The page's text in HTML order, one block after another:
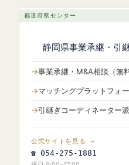
都道府県センター
静岡県事業承継・引
事業承継・M&A相談（無料
マッチングプラットフォ
引継ぎコーディネーター
公式サイトを見る →
☎ 054-275-1881